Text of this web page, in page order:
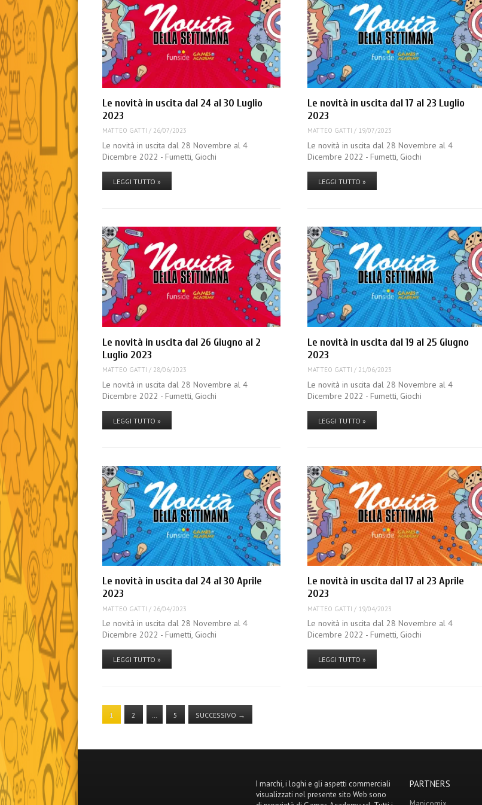
Le novità in uscita dal 24 al 30 Luglio
2023
MATTEO GATTI / 26/07/2023
Le novità in uscita dal 28 Novembre al 4
Dicembre 2022 - Fumetti, Giochi
LEGGI TUTTO »
Le novità in uscita dal 17 al 23 Luglio
2023
MATTEO GATTI / 19/07/2023
Le novità in uscita dal 28 Novembre al 4
Dicembre 2022 - Fumetti, Giochi
LEGGI TUTTO »
Le novità in uscita dal 26 Giugno al 2
Luglio 2023
MATTEO GATTI / 28/06/2023
Le novità in uscita dal 28 Novembre al 4
Dicembre 2022 - Fumetti, Giochi
LEGGI TUTTO »
Le novità in uscita dal 19 al 25 Giugno
2023
MATTEO GATTI / 21/06/2023
Le novità in uscita dal 28 Novembre al 4
Dicembre 2022 - Fumetti, Giochi
LEGGI TUTTO »
Le novità in uscita dal 24 al 30 Aprile
2023
MATTEO GATTI / 26/04/2023
Le novità in uscita dal 28 Novembre al 4
Dicembre 2022 - Fumetti, Giochi
LEGGI TUTTO »
Le novità in uscita dal 17 al 23 Aprile
2023
MATTEO GATTI / 19/04/2023
Le novità in uscita dal 28 Novembre al 4
Dicembre 2022 - Fumetti, Giochi
LEGGI TUTTO »
1 2 5 SUCCESSIVO →
I marchi, i loghi e gli aspetti commerciali
visualizzati nel presente sito Web sono
PARTNERS